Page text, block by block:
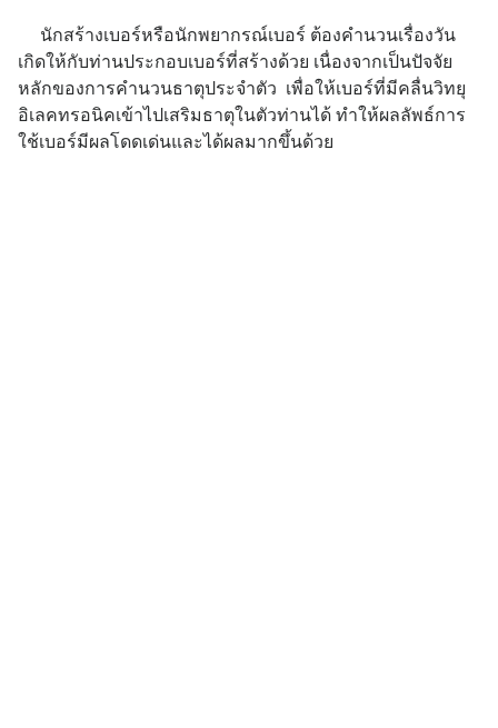
นักสร้างเบอร์หรือนักพยากรณ์เบอร์ ต้องคำนวนเรื่องวัน
เกิดให้กับท่านประกอบเบอร์ที่สร้างด้วย เนื่องจากเป็นปัจจัย
หลักของการคำนวนธาตุประจำตัว เพื่อให้เบอร์ที่มีคลื่นวิทยุ
อิเลคทรอนิคเข้าไปเสริมธาตุในตัวท่านได้ ทำให้ผลลัพธ์การ
ใช้เบอร์มีผลโดดเด่นและได้ผลมากขึ้นด้วย